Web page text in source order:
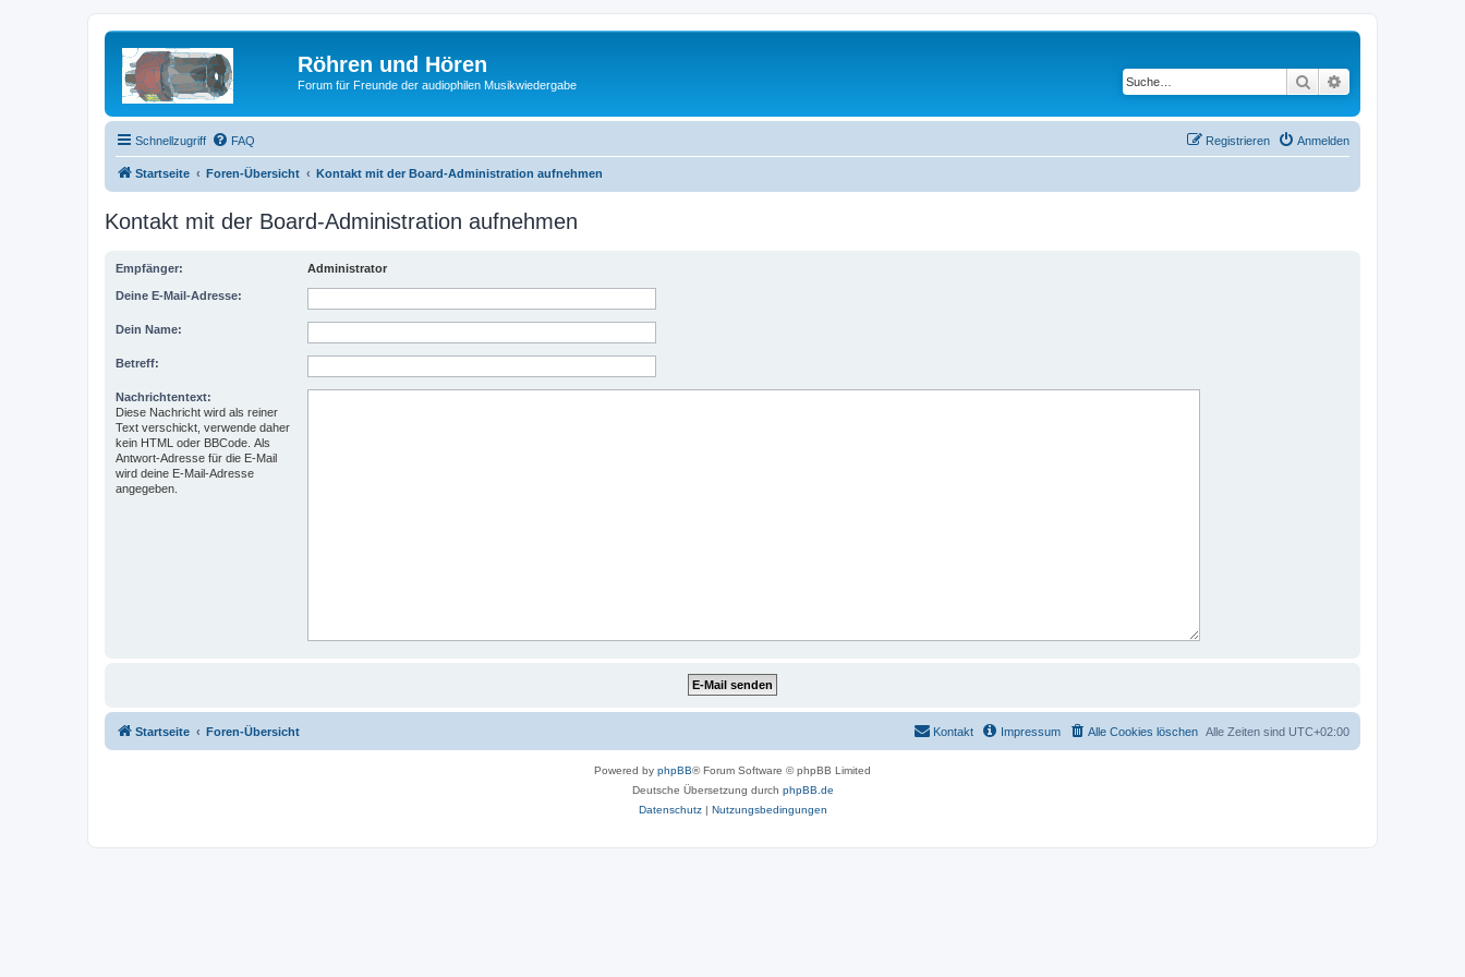
Röhren und Hören
Forum für Freunde der audiophilen Musikwiedergabe Suche
Schnellzugriff FAQ Anmelden
Registrieren
Startseite Foren-Übersicht Kontakt mit der Board-Administration aufnehmen
Kontakt mit der Board-Administration aufnehmen
Empfänger: Administrator
Deine E-Mail-Adresse:
Dein Name:
Betreff:
Nachrichtentext:
Diese Nachricht wird als reiner
Text verschickt, verwende daher
kein HTML oder BBCode. Als
Antwort-Adresse für die E-Mail
wird deine E-Mail-Adresse
angegeben.
Startseite Foren-Übersicht Alle Zeiten sind UTC+02:00
Alle Cookies löschen
Impressum
Kontakt
Powered by phpBB® Forum Software © phpBB Limited
Deutsche Übersetzung durch phpBB.de
Datenschutz| Nutzungsbedingungen